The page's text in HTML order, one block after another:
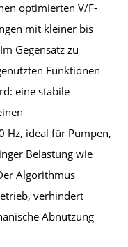
optimierten V/F-
mit kleiner bis
Gegensatz zu
Funktionen
eine stabile
Hz, ideal für Pumpen,
Belastung wie
Algorithmus
verhindert
Abnutzung